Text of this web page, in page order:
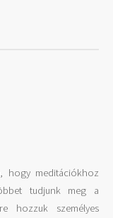
hogy meditációkhoz
tudjunk meg a
hozzuk személyes